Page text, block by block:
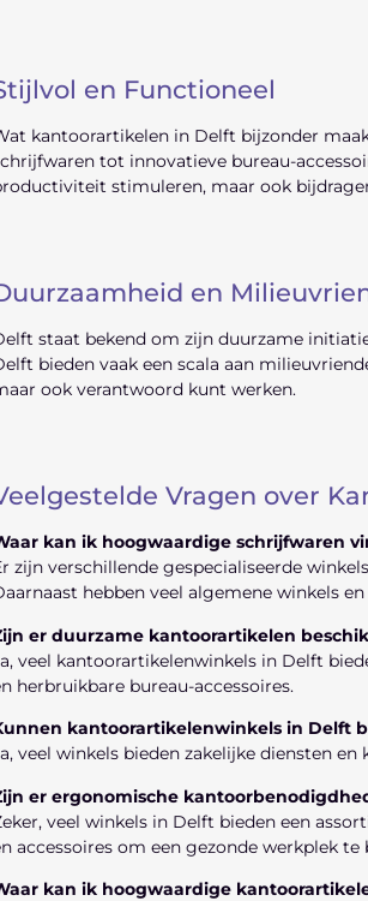
en Functioneel
kantoorartikelen in Delft bijzonder
tot innovatieve bureau-
stimuleren, maar ook
en
staat bekend om zijn duurzame
bieden vaak een scala aan
ook verantwoord kunt werken.
Vragen over
kan ik hoogwaardige schrijfwaren
zijn verschillende gespecialiseerde
hebben veel algemene winkels
er duurzame kantoorartikelen
veel kantoorartikelenwinkels in Delft
herbruikbare bureau-accessoires.
kantoorartikelenwinkels in Delft
veel winkels bieden zakelijke diensten
er ergonomische
veel winkels in Delft bieden een
accessoires om een gezonde werkplek te
kan ik hoogwaardige